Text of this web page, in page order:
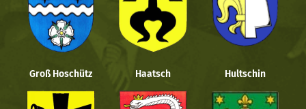
Groß Hoschütz Haatsch Hultschin